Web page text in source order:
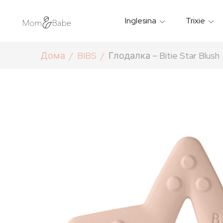
Inglesina Trixie
Дома BIBS Глодалка – Bitie Star Blush